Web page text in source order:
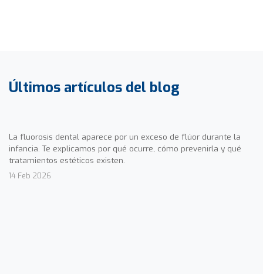
Últimos artículos del blog
La fluorosis dental aparece por un exceso de flúor durante la
infancia. Te explicamos por qué ocurre, cómo prevenirla y qué
tratamientos estéticos existen.
14 Feb 2026